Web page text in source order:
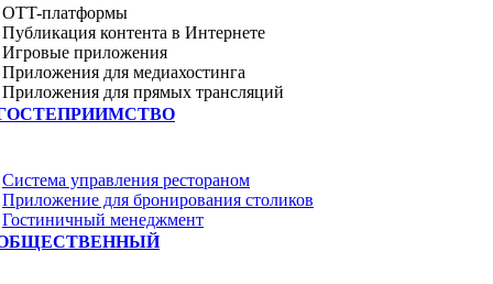
OTT-платформы
Публикация контента в Интернете
Игровые приложения
Приложения для медиахостинга
Приложения для прямых трансляций
Система управления рестораном
Приложение для бронирования столиков
Гостиничный менеджмент